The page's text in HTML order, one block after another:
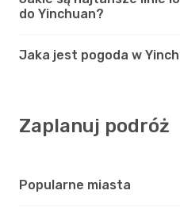
do Yinchuan?
Jaka jest pogoda w
Zaplanuj podróż
Popularne miasta